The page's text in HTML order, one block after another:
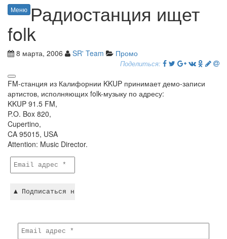
Меню Радиостанция ищет
folk
8 марта, 2006 SR' Team Промо
Поделиться:
FM-станция из Калифорнии KKUP принимает демо-записи
артистов, исполняющих folk-музыку по адресу:
KKUP 91.5 FM,
P.O. Box 820,
Cupertino,
CA 95015, USA
Attention: Music Director.